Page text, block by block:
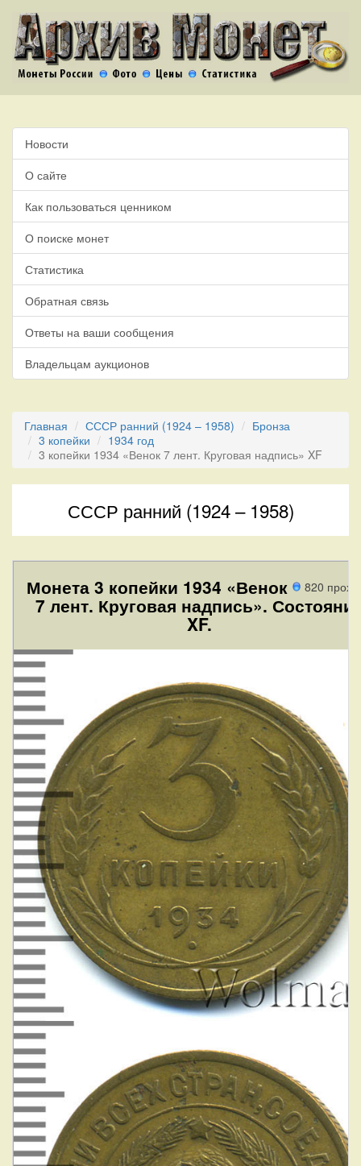
Новости
О сайте
Как пользоваться ценником
О поиске монет
Статистика
Обратная связь
Ответы на ваши сообщения
Владельцам аукционов
Главная СССР ранний (1924 – 1958)
Бронза
3 копейки
1934 год
3 копейки 1934 «Венок 7 лент. Круговая надпись» XF
СССР ранний (1924 – 1958)
820
Монета 3 копейки 1934 «Венок
7 лент. Круговая надпись».
XF.